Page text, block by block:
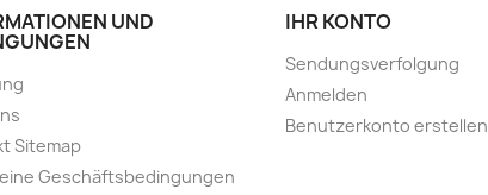
UND
Sitemap
Geschäftsbedingungen
IHR KONTO
Sendungsverfolgung
Anmelden
Benutzerkonto erstellen